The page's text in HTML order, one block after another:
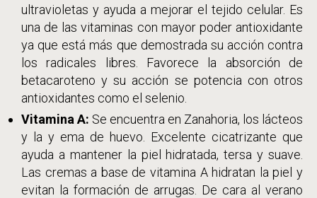
ultravioletas y ayuda a mejorar el tejido celular. Es
una de las vitaminas con mayor poder antioxidante
ya que está más que demostrada su acción contra
los radicales libres. Favorece la absorción de
betacaroteno y su acción se potencia con otros
antioxidantes como el selenio.
Vitamina A: Se encuentra en Zanahoria, los lácteos
y la y ema de huevo. Excelente cicatrizante que
ayuda a mantener la piel hidratada, tersa y suave.
Las cremas a base de vitamina A hidratan la piel y
evitan la formación de arrugas. De cara al verano